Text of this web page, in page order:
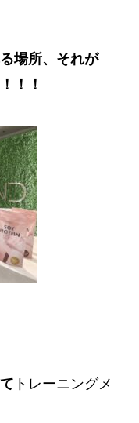
場所、それが
！！
トレーニングメ